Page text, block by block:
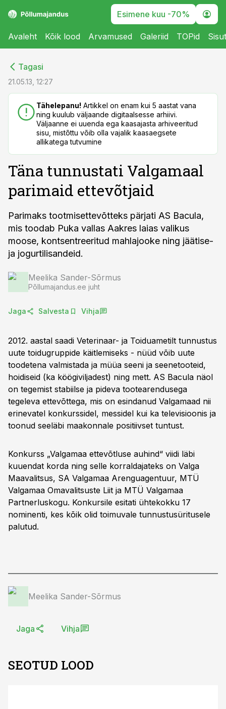
Esimene kuu -70%
Avaleht Kõik lood Arvamused Galeriid TOPid
Tagasi
21.05.13, 12:27
Tähelepanu! Artikkel on enam kui 5 aastat vana
ning kuulub väljaande digitaalsesse arhiivi.
Väljaanne ei uuenda ega kaasajasta arhiveeritud
sisu, mistõttu võib olla vajalik kaasaegsete
allikatega tutvumine
Täna tunnustati Valgamaal
parimaid ettevõtjaid
Parimaks tootmisettevõtteks pärjati AS Bacula,
mis toodab Puka vallas Aakres laias valikus
moose, kontsentreeritud mahlajooke ning jäätise-
ja jogurtilisandeid.
Meelika Sander-Sõrmus
Põllumajandus.ee juht
Jaga Salvesta Vihja
2012. aastal saadi Veterinaar- ja Toiduametilt tunnustus
uute toidugruppide käitlemiseks - nüüd võib uute
toodetena valmistada ja müüa seeni ja seenetooteid,
hoidiseid (ka köögiviljadest) ning mett. AS Bacula näol
on tegemist stabiilse ja pideva tootearendusega
tegeleva ettevõttega, mis on esindanud Valgamaad nii
erinevatel konkurssidel, messidel kui ka televisioonis ja
toonud seeläbi maakonnale positiivset tuntust.
Konkurss „Valgamaa ettevõtluse auhind“ viidi läbi
kuuendat korda ning selle korraldajateks on Valga
Maavalitsus, SA Valgamaa Arenguagentuur, MTÜ
Valgamaa Omavalitsuste Liit ja MTÜ Valgamaa
Partnerluskogu. Konkursile esitati ühtekokku 17
nominenti, kes kõik olid toimuvale tunnustusüritusele
palutud.
Meelika Sander-Sõrmus
Jaga Vihja
SEOTUD LOOD